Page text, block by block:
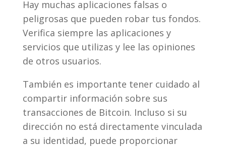
Hay muchas aplicaciones falsas o
peligrosas que pueden robar tus fondos.
Verifica siempre las aplicaciones y
servicios que utilizas y lee las opiniones
de otros usuarios.
También es importante tener cuidado al
compartir información sobre sus
transacciones de Bitcoin. Incluso si su
dirección no está directamente vinculada
a su identidad, puede proporcionar